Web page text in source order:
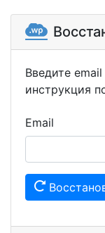
Введите
инструкция
Email